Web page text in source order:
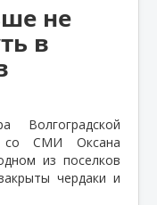
не
в
Волгоградской
со СМИ Оксана
из поселков
чердаки и